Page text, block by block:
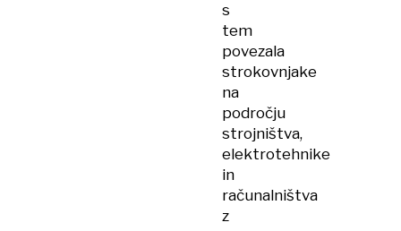
s
tem
povezala
strokovnjake
na
področju
strojništva,
elektrotehnike
in
računalništva
z